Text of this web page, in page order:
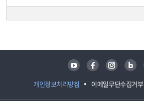
개인정보처리방침 이메일무단수집거부
유튜브 페이스북 인스타그램 블로그